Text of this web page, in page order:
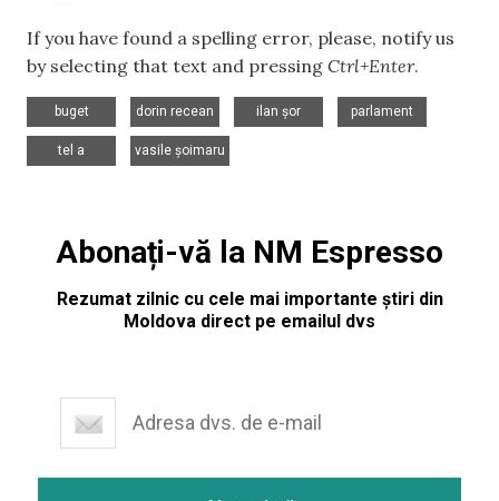
If you have found a spelling error, please, notify us
by selecting that text and pressing Ctrl+Enter.
buget
dorin recean
ilan șor
parlament
tel a
vasile șoimaru
Abonați-vă la NM Espresso
Rezumat zilnic cu cele mai importante știri din
Moldova direct pe emailul dvs